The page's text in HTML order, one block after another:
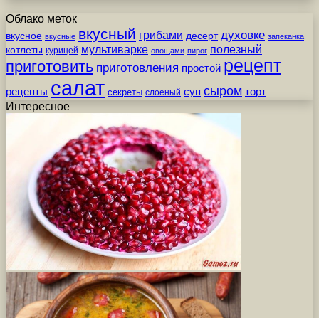
Облако меток
вкусное вкусные вкусный грибами десерт духовке запеканка
котлеты курицей мультиварке овощами пирог полезный
приготовить приготовления простой рецепт
рецепты салат секреты слоеный суп сыром торт
Интересное